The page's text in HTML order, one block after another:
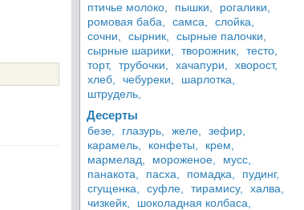
птичье молоко,
пышки,
рогалики,
ромовая баба,
самса,
слойка,
сочни,
сырник,
сырные палочки,
сырные шарики,
творожник,
тесто,
торт,
трубочки, хачапури,
хворост,
хлеб,
чебуреки,
шарлотка,
штрудель,
Десерты
безе, глазурь, желе,
зефир,
карамель,
конфеты,
крем,
мармелад,
мороженое,
мусс,
панакота,
пасха, помадка,
пудинг,
сгущенка,
суфле, тирамису,
халва,
чизкейк,
шоколадная колбаса,